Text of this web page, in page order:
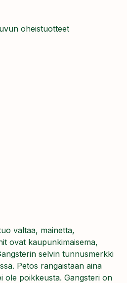
oheistuotteet
valtaa, mainetta,
ovat kaupunkimaisema,
selvin tunnusmerkki
Petos rangaistaan aina
ole poikkeusta. Gangsteri on